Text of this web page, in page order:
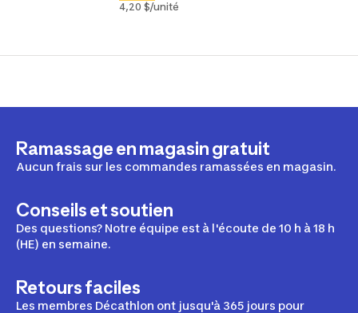
4,20 $/unité
Ramassage en magasin gratuit
Aucun frais sur les commandes ramassées en magasin.
Conseils et soutien
Des questions? Notre équipe est à l'écoute de 10 h à 18 h
(HE) en semaine.
Retours faciles
Les membres Décathlon ont jusqu'à 365 jours pour